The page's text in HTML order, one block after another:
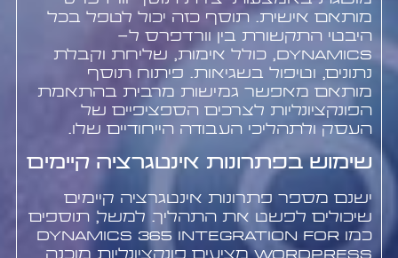
מותאם אישית. תוסף כזה יכול לטפל בכל
היבטי התקשורת בין וורדפרס ל-
Dynamics, כולל אימות, שליחת וקבלת
נתונים, וטיפול בשגיאות. פיתוח תוסף
מותאם מאפשר גמישות מרבית בהתאמת
הפונקציונליות לצרכים הספציפיים של
העסק ולתהליכי העבודה הייחודיים שלו.
שימוש בפתרונות אינטגרציה קיימים
ישנם מספר פתרונות אינטגרציה קיימים
שיכולים לפשט את התהליך. למשל, תוספים
כמו Dynamics 365 Integration for